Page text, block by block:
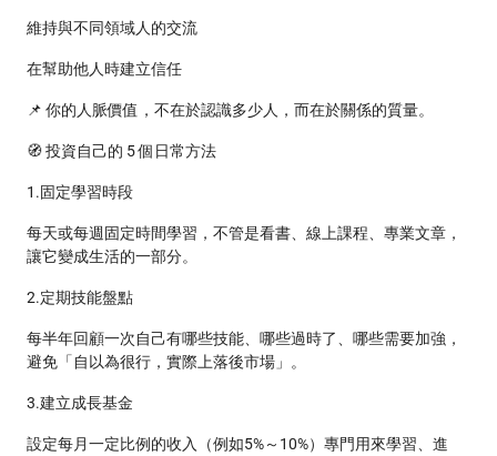
維持與不同領域人的交流
在幫助他人時建立信任
📌 你的人脈價值，不在於認識多少人，而在於關係的質量。
🧭 投資自己的 5 個日常方法
1.固定學習時段
每天或每週固定時間學習，不管是看書、線上課程、專業文章，
讓它變成生活的一部分。
2.定期技能盤點
每半年回顧一次自己有哪些技能、哪些過時了、哪些需要加強，
避免「自以為很行，實際上落後市場」。
3.建立成長基金
設定每月一定比例的收入（例如5%～10%）專門用來學習、進